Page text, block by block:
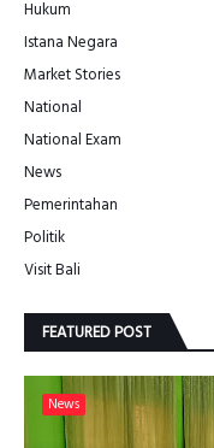
Hukum
Istana Negara
Market Stories
National
National Exam
News
Pemerintahan
Politik
Visit Bali
FEATURED POST
News